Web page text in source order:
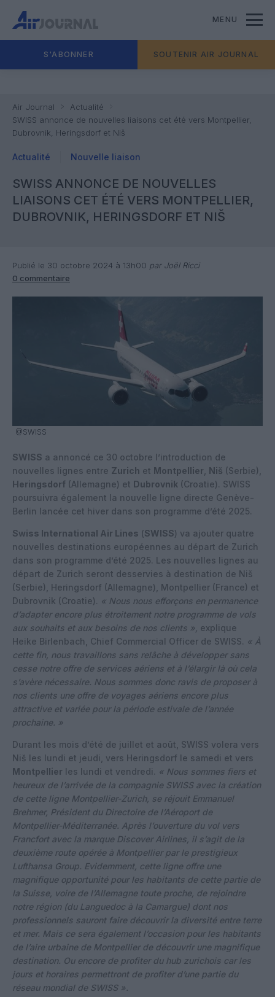
MENU
S'ABONNER SOUTENIR AIR JOURNAL
Air Journal
Actualité
SWISS annonce de nouvelles liaisons cet été vers Montpellier,
Dubrovnik, Heringsdorf et Niš
Actualité Nouvelle liaison
SWISS ANNONCE DE NOUVELLES
LIAISONS CET ÉTÉ VERS MONTPELLIER,
DUBROVNIK, HERINGSDORF ET NIŠ
Publié le 30 octobre 2024 à 13h00 par Joël Ricci
0 commentaire
@SWISS
SWISS a annoncé ce 30 octobre l’introduction de
nouvelles lignes entre Zurich et Montpellier Niš (Serbie),
Heringsdorf (Allemagne) et Dubrovnik (Croatie). SWISS
poursuivra également la nouvelle ligne directe Genève-
Berlin lancée cet hiver dans son programme d’été 2025.
Swiss International Air Lines (SWISS) va ajouter quatre
nouvelles destinations européennes au départ de Zurich
dans son programme d’été 2025. Les nouvelles lignes au
départ de Zurich seront desservies à destination de Niš
(Serbie), Heringsdorf (Allemagne), Montpellier (France) et
Dubrovnik (Croatie). « Nous nous efforçons en permanence
d’adapter encore plus étroitement notre programme de vols
aux souhaits et aux besoins de nos clients », explique
Heike Birlenbach, Chief Commercial Officer de SWISS. « À
cette fin, nous travaillons sans relâche à développer sans
cesse notre offre de services aériens et à l’élargir là où cela
s’avère nécessaire. Nous sommes donc ravis de proposer à
nos clients une offre de voyages aériens encore plus
attractive et variée pour la période estivale de l’année
prochaine. »
Durant les mois d’été de juillet et août, SWISS volera vers
Niš les lundi et jeudi, vers Heringsdorf le samedi et vers
Montpellier les lundi et vendredi. « Nous sommes fiers et
heureux de l’arrivée de la compagnie SWISS avec la création
de cette ligne Montpellier-Zurich, se réjouit Emmanuel
Brehmer, Président du Directoire de l’Aéroport de
Montpellier-Méditerranée. Après l’ouverture du vol vers
Francfort avec la marque Discover Airlines, il s’agit de la
deuxième route opérée à Montpellier par le prestigieux
Lufthansa Group. Evidemment, cette ligne offre une
magnifique opportunité pour les habitants de cette partie de
la Suisse, voire de l’Allemagne toute proche, de rejoindre
notre région (du Languedoc à la Camargue) dont nos
professionnels sauront faire découvrir la diversité entre terre
et mer. Mais ce sera également l’occasion pour les habitants
de l’aire urbaine de Montpellier de découvrir une magnifique
destination. Ou encore de profiter du hub zurichois car les
jours et horaires permettront de profiter d’une partie du
réseau mondial de SWISS ».